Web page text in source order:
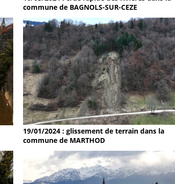
commune de BAGNOLS-SUR-CEZE
19/01/2024 : glissement de terrain dans la
commune de MARTHOD